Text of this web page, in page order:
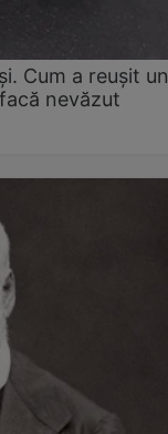
Cum a reușit un
nevăzut